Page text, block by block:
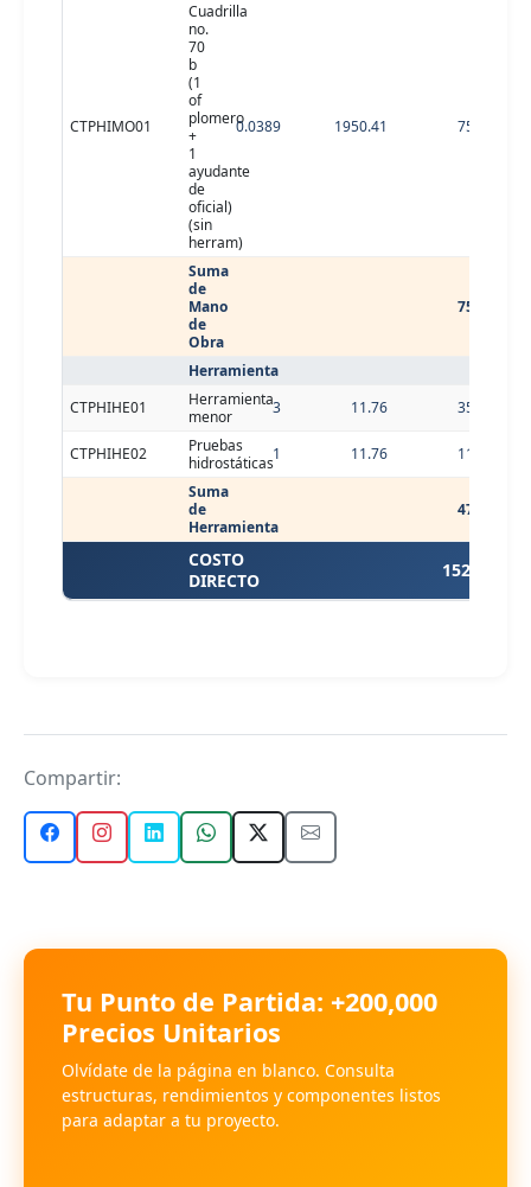
CTPHIMO01
Cuadrilla
no.
70
b
(1
of
plomero
+
1
ayudante
de
oficial)
(sin
herram)
0.0389 1950.41 75.87
Suma
de
Mano
de
Obra
75.87
Herramienta
CTPHIHE01
Herramienta
menor
3 11.76 35.28
CTPHIHE02
Pruebas
hidrostáticas1 11.76
11.76
Suma
de
Herramienta
47.04
COSTO
DIRECTO
152.16
Compartir:
Tu Punto de Partida: +200,000
Precios Unitarios
Olvídate de la página en blanco. Consulta
estructuras, rendimientos y componentes listos
para adaptar a tu proyecto.